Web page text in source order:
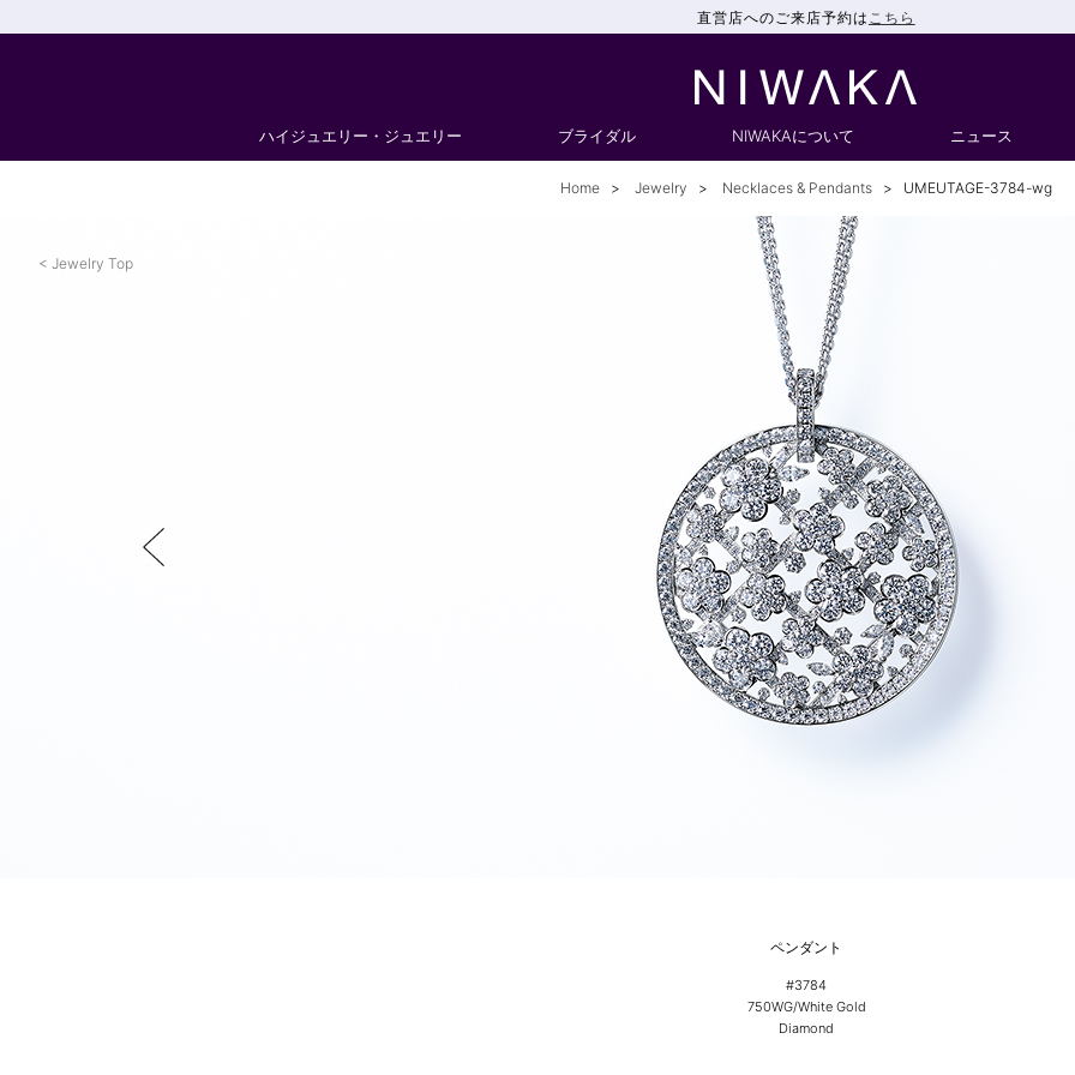
直営店へのご来店予約は こちら
ハイジュエリー・ジュエリー ブライダル NIWAKAについて ニュース
Home Jewelry Necklaces & Pendants UMEUTAGE-3784-wg
Jewelry Top
ペンダント
#3784
750WG/White Gold
Diamond